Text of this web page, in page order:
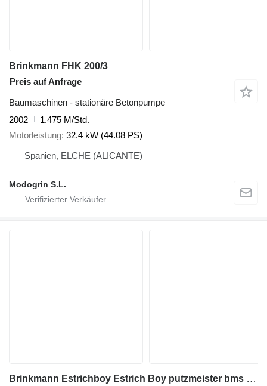
Brinkmann FHK 200/3
Preis auf Anfrage
Baumaschinen - stationäre Betonpumpe
2002
1.475 M/Std.
Motorleistung 32.4 kW (44.08 PS)
Spanien, ELCHE (ALICANTE)
Modogrin S.L.
Brinkmann Estrichboy Estrich Boy putzmeister bms mixman